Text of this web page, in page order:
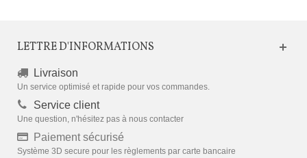
LETTRE D'INFORMATIONS
Livraison
Un service optimisé et rapide pour vos commandes.
Service client
Une question, n'hésitez pas à nous contacter
Paiement sécurisé
Système 3D secure pour les règlements par carte bancaire